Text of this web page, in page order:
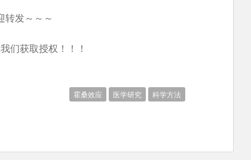
转发～～～
们获取授权！！！
霍桑效应 医学研究 科学方法